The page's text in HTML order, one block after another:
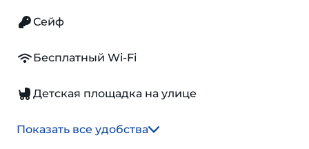
Сейф
Бесплатный Wi-Fi
Детская площадка на улице
Показать все удобства